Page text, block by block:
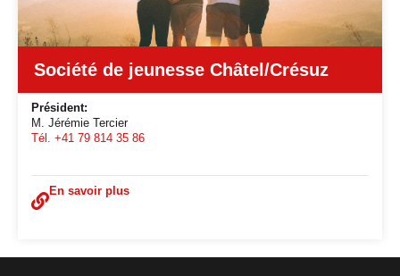
Société de jeunesse Châtel/Crésuz
Président:
M. Jérémie Tercier
Tél. +41 79 814 35 86
En savoir plus